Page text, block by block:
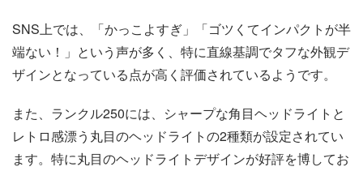
SNS上では、「かっこよすぎ」「ゴツくてインパクトが半
端ない！」という声が多く、特に直線基調でタフな外観デ
ザインとなっている点が高く評価されているようです。
また、ランクル250には、シャープな角目ヘッドライトと
レトロ感漂う丸目のヘッドライトの2種類が設定されてい
ます。特に丸目のヘッドライトデザインが好評を博してお